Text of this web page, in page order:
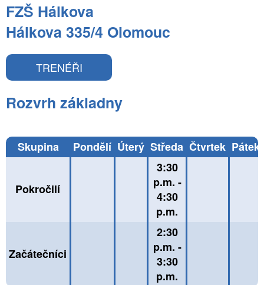
FZŠ Hálkova
Hálkova 335/4 Olomouc
TRENÉŘI
Rozvrh základny
Skupina Pondělí Úterý Středa Čtvrtek Pátek
Pokročilí
3:30
p.m. -
4:30
p.m.
Začátečníci
2:30
p.m. -
3:30
p.m.